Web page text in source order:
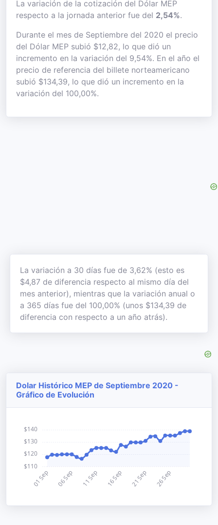
La variación de la cotización del Dólar MEP
respecto a la jornada anterior fue del 2,54%.
Durante el mes de Septiembre del 2020 el precio
del Dólar MEP subió $12,82, lo que dió un
incremento en la variación del 9,54%. En el año el
precio de referencia del billete norteamericano
subió $134,39, lo que dió un incremento en la
variación del 100,00%.
La variación a 30 días fue de 3,62% (esto es
$4,87 de diferencia respecto al mismo día del
mes anterior), mientras que la variación anual o
a 365 días fue del 100,00% (unos $134,39 de
diferencia con respecto a un año atrás).
Dolar Histórico MEP de Septiembre 2020 -
Gráfico de Evolución